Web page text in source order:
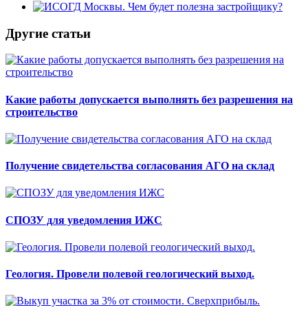
Другие статьи
Какие работы допускается выполнять без разрешения на
строительство
Получение свидетельства согласования АГО на склад
СПОЗУ для уведомления ИЖС
Геология. Провели полевой геологический выход.